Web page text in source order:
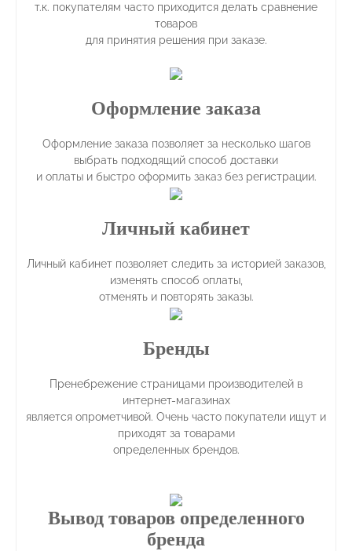
т.к. покупателям часто приходится делать сравнение
товаров
для принятия решения при заказе.
Оформление заказа
Оформление заказа позволяет за несколько шагов
выбрать подходящий способ доставки
и оплаты и быстро оформить заказ без регистрации.
Личный кабинет
Личный кабинет позволяет следить за историей заказов,
изменять способ оплаты,
отменять и повторять заказы.
Бренды
Пренебрежение страницами производителей в
интернет-магазинах
является опрометчивой. Очень часто покупатели ищут и
приходят за товарами
определенных брендов.
Вывод товаров определенного
бренда